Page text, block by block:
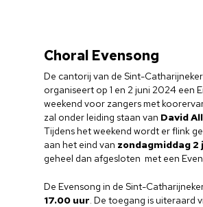
Choral Evensong
De cantorij van de Sint-
organiseert op 1 en 2 juni 2024 een
weekend voor zangers met
zal onder leiding staan van David
Tijdens het weekend wordt er flink
aan het eind van zondagmiddag 2
geheel dan afgesloten met een
De Evensong in de Sint-
17.00 uur. De toegang is uiteraard